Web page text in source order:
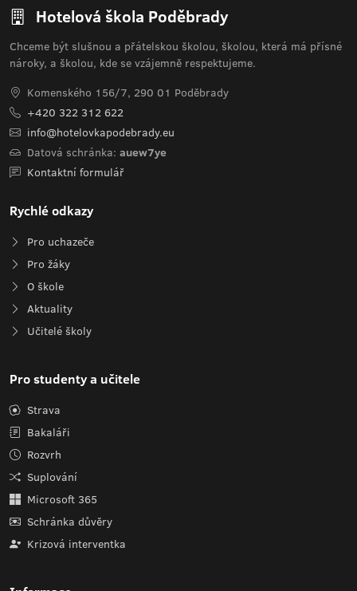
Hotelová škola Poděbrady
Chceme být slušnou a přátelskou školou, školou, která má přísné
nároky, a školou, kde se vzájemně respektujeme.
Komenského 156/7, 290 01 Poděbrady
+420 322 312 622
info@hotelovkapodebrady.eu
Datová schránka: auew7ye
Kontaktní formulář
Rychlé odkazy
Pro uchazeče
Pro žáky
O škole
Aktuality
Učitelé školy
Pro studenty a učitele
Strava
Bakaláři
Rozvrh
Suplování
Microsoft 365
Schránka důvěry
Krizová interventka